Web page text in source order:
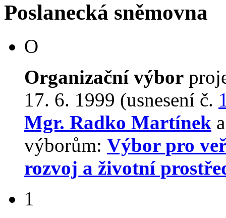
Poslanecká sněmovna
O
Organizační výbor
17. 6. 1999 (usnesení č.
Mgr. Radko Martínek
výborům: Výbor pro
rozvoj a životní
1